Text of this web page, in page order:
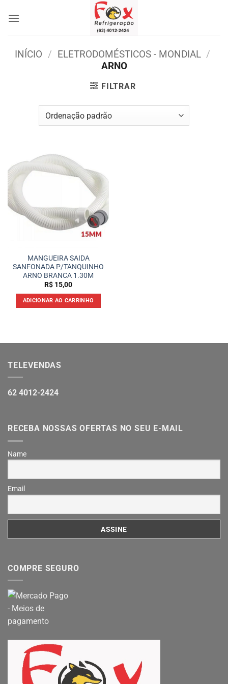
INÍCIO / ELETRODOMÉSTICOS - MONDIAL /
ARNO
FILTRAR
MANGUEIRA SAIDA
SANFONADA P/TANQUINHO
ARNO BRANCA 1.30M
R$ 15,00
ADICIONAR AO CARRINHO
TELEVENDAS
62 4012-2424
RECEBA NOSSAS OFERTAS NO SEU E-MAIL
Name
Email
COMPRE SEGURO